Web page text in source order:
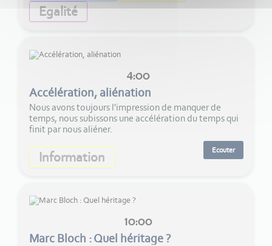
Egalité
4:00
Accélération, aliénation
Nous avons toujours l'impression de manquer de
temps, nous subissons une accélération du temps qui
finit par nous aliéner.
Information Ecouter
10:00
Marc Bloch : Quel héritage ?